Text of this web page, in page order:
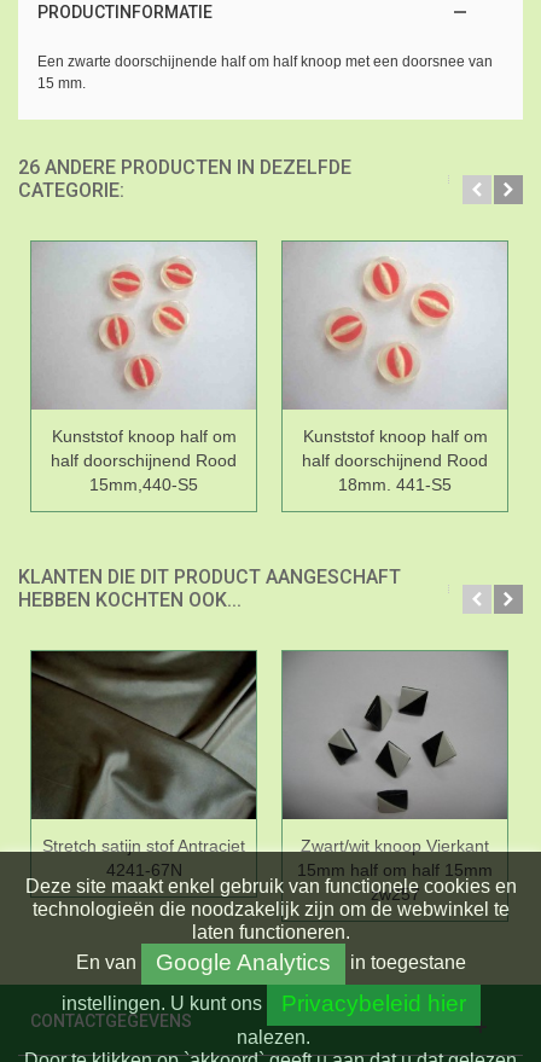
PRODUCTINFORMATIE
Een zwarte doorschijnende half om half knoop met een doorsnee van
15 mm.
26 ANDERE PRODUCTEN IN DEZELFDE
CATEGORIE:
Kunststof knoop half om
half doorschijnend Rood
15mm,440-S5
Kunststof knoop half om
half doorschijnend Rood
18mm. 441-S5
KLANTEN DIE DIT PRODUCT AANGESCHAFT
HEBBEN KOCHTEN OOK...
Stretch satijn stof Antraciet
4241-67N
Zwart/wit knoop Vierkant
15mm half om half 15mm
zw257
CONTACTGEGEVENS
Deze site maakt enkel gebruik van functionele cookies en
technologieën die noodzakelijk zijn om de webwinkel te
laten functioneren.
En van Google Analytics
in toegestane
instellingen. U kunt ons Privacybeleid hier
nalezen.